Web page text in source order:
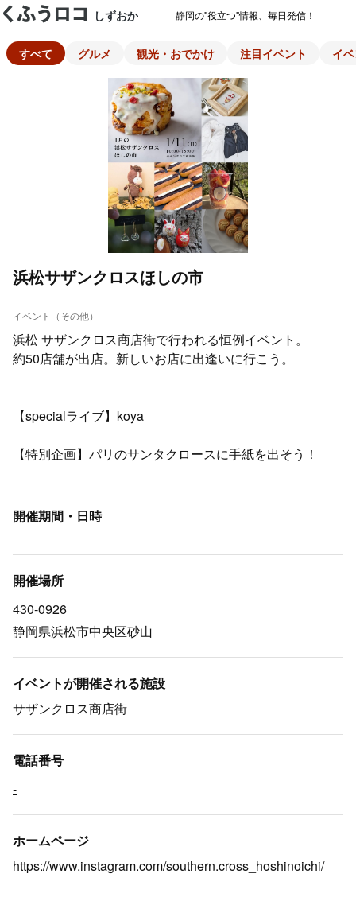
しずおか 静岡の"役立つ"情報、毎日発信！
すべて グルメ 観光・おでかけ 注目イベント イ
浜松サザンクロスほしの市
イベント（その他）
浜松 サザンクロス商店街で行われる恒例イベント。
約50店舗が出店。新しいお店に出逢いに行こう。
【specialライブ】koya
【特別企画】パリのサンタクロースに手紙を出そう！
開催期間・日時
開催場所
430-0926
静岡県浜松市中央区砂山
イベントが開催される施設
サザンクロス商店街
電話番号
-
ホームページ
https://www.instagram.com/southern.cross_hoshinoichi/